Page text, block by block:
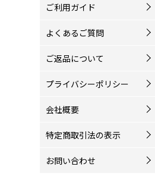
ご利用ガイド
よくあるご質問
ご返品について
プライバシーポリシー
会社概要
特定商取引法の表示
お問い合わせ